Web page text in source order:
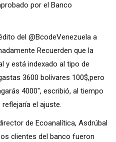
por el Banco
del @BcodeVenezuela a
Recuerden que la
y está indexado al tipo de
3600 bolívares 100$,pero
4000″, escribió, al tiempo
el ajuste.
de Ecoanalítica, Asdrúbal
clientes del banco fueron